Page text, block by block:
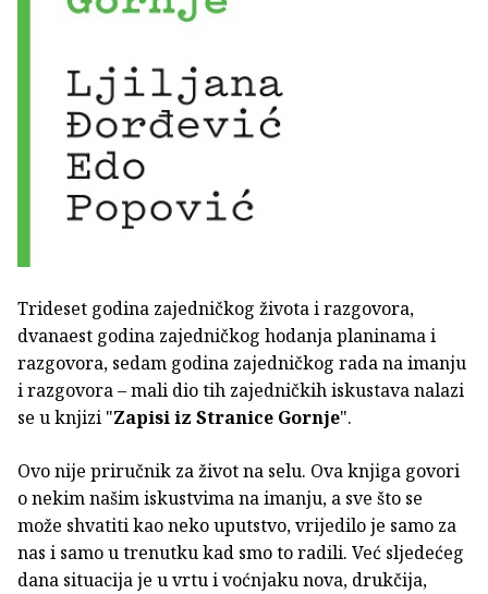
Trideset godina zajedničkog života i razgovora,
dvanaest godina zajedničkog hodanja planinama i
razgovora, sedam godina zajedničkog rada na imanju
i razgovora – mali dio tih zajedničkih iskustava nalazi
se u knjizi "Zapisi iz Stranice Gornje".
Ovo nije priručnik za život na selu. Ova knjiga govori
o nekim našim iskustvima na imanju, a sve što se
može shvatiti kao neko uputstvo, vrijedilo je samo za
nas i samo u trenutku kad smo to radili. Već sljedećeg
dana situacija je u vrtu i voćnjaku nova, drukčija,